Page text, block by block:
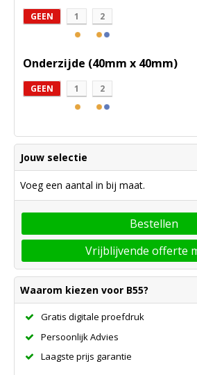
GEEN 1 2
Onderzijde (40mm x 40mm)
GEEN 1 2
Jouw selectie
Voeg een aantal in bij maat.
Bestellen
Vrijblijvende offerte
Waarom kiezen voor B55?
Gratis digitale proefdruk
Persoonlijk Advies
Laagste prijs garantie